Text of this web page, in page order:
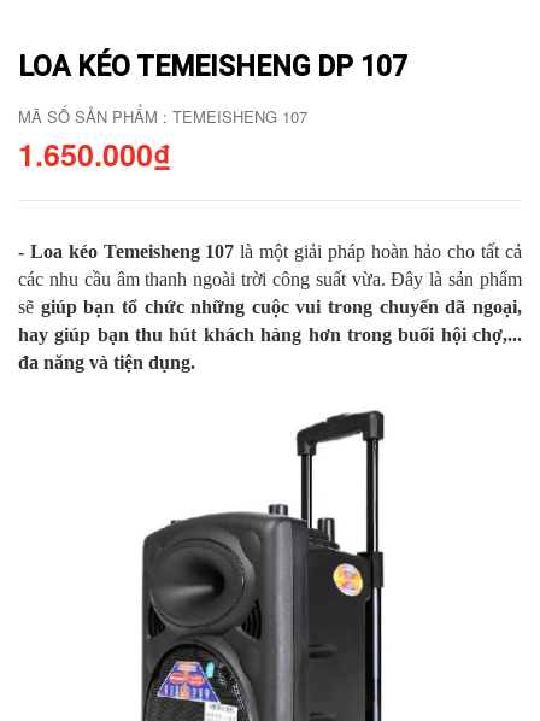
LOA KÉO TEMEISHENG DP 107
MÃ SỐ SẢN PHẨM : TEMEISHENG 107
1.650.000₫
- Loa kéo Temeisheng 107 là một giải pháp hoàn hảo cho tất cả
các nhu cầu âm thanh ngoài trời công suất vừa. Đây là sản phẩm
sẽ giúp bạn tổ chức những cuộc vui trong chuyến dã ngoại,
hay giúp bạn thu hút khách hàng hơn trong buổi hội chợ,...
đa năng và tiện dụng.